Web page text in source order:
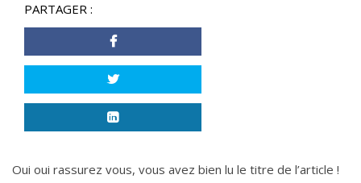
PARTAGER :
Oui oui rassurez vous, vous avez bien lu le titre de l’article !